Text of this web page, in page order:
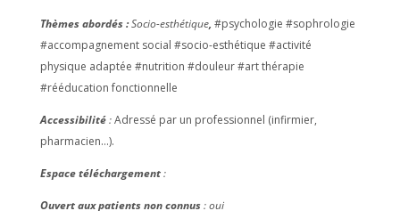
Thèmes abordés :Socio-esthétique, #psychologie #sophrologie
#accompagnement social #socio-esthétique #activité
physique adaptée #nutrition #douleur #art thérapie
#rééducation fonctionnelle
Accessibilité:Adressé par un professionnel (infirmier,
pharmacien…).
Espace téléchargement:
Ouvert aux patients non connus: oui